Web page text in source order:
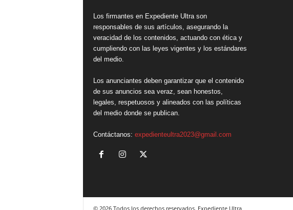
Los firmantes en Expediente Ultra son
responsables de sus artículos, asegurando la
veracidad de los contenidos, actuando con ética y
cumpliendo con las leyes vigentes y los estándares
del medio.
Los anunciantes deben garantizar que el contenido
de sus anuncios sea veraz, sean honestos,
legales, respetuosos y alineados con las políticas
del medio donde se publican.
Contáctanos: expedienteultra2023@gmail.com
© 2026 Todos los derechos reservados. Expediente Ultra